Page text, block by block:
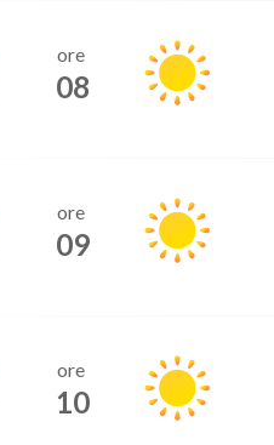
ore
08
ore
09
ore
10